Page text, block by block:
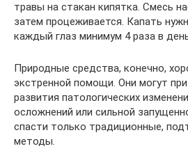
травы на стакан кипятка. Смесь
затем процеживается. Капать
каждый глаз минимум 4 раза в
Природные средства, конечно,
экстренной помощи. Они могут
развития патологических
осложнений или сильной
спасти только традиционные,
методы.